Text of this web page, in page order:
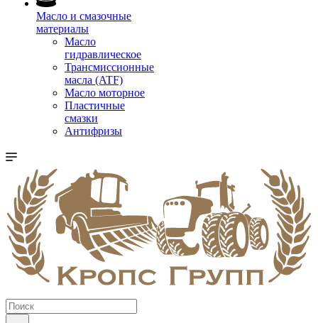
Масло и смазочные
материалы
Масло
гидравлическое
Трансмиссионные
масла (ATF)
Масло моторное
Пластичные
смазки
Антифризы